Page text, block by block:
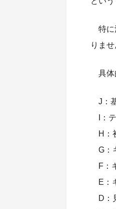
特に
りま
具体
J：
I：テ
H：
G：
F：
E：
D：